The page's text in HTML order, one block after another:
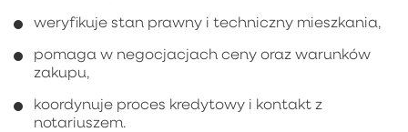
weryfikuje stan prawny i techniczny mieszkania,
pomaga w negocjacjach ceny oraz warunków
zakupu,
koordynuje proces kredytowy i kontakt z
notariuszem.